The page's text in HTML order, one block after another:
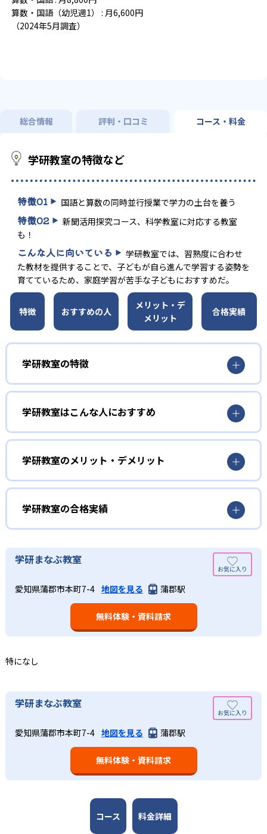
算数・国語（幼児週1） : 月6,600円
（2024年5月調査）
総合情報 評判・口コミ コース・料金
学研教室の特徴など
特徴01 国語と算数の同時並行授業で学力の土台を養う
特徴02
新聞活用探究コース、科学教室に対応する教室
も！
こんな人に向いている
学研教室では、習熟度に合わせ
た教材を提供することで、子どもが自ら進んで学習する姿勢を
育てているため、家庭学習が苦手な子どもにおすすめだ。
特徴 おすすめの人
メリット・デ
メリット
合格実績
学研教室の特徴
01
3歳から高校生まで「無学年方式」で個別指導
学研教室は、0･1･2歳から高校生までを対象として個別指導
解度を最優先して学習を進める「無学年方式」を採用して
いることが特徴だ。この「無学年方式」では、生徒が個々
のペースで学習することができるため、一度立ち止まって
わからないところをしっかり学習したり、余裕がある場合
はどんどん先取り学習を進めたりすることも可能である。
02
生徒それぞれに最適化された学習計画を設計
学研教室の個別指導では、生徒一人ひとりの学力／適性を
しっかり把握した上で学習の出発点を定め、生徒に最適化
された学習計画を設計する。また、生徒それぞれに最適な
教材を提供すると共に、適切なアドバイスも実施。少しず
つレベルアップするスモールステップの教材となっている
る。「自分から進んで学習する」姿勢や態度の育成も重視
している。
03
週2回の教室学習と毎日の家庭学習
学研教室では、週2回の教室学習と毎日の家庭学習（宿題学
習）の相乗効果を活かす形で生徒の学力向上を進める。週2
回の教室学習において指導者は、生徒の様子を観察しなが
ら学習指導と学習管理を実施。教室学習日以外の日のため
に自宅学習用の教材も提供し、学習の習慣化と学力の定着
を図っている。進度が早い子供は先取り学習も可能だ。
学研教室はこんな人におすすめ
勉強全体の底力を上げたい人向け
学研教室は、生徒の「わかった！」を重視する形で個別指
導を行っている。無理なく学習を進められるよう「無学年
方式」を採用しており、わからない問題がある場合は立ち
止まってじっくりと学習することができる。また、覚えた
知識の量などで測りやすい「見える力」だけでなく、学習
に向いている。
算数（数学）と国語の基礎力を上げたい人向け
学研教室では、算数（数学）と国語を全ての教科の基礎に
なるものと考え、その指導を重視している。算数（数学）
では筋道を立てて考える力の育成を、国語では全ての学力
の土台となる「読む力」「書く力」の育成に力を入れてい
家庭学習で学習させている。そのため、算数（数学）と国
長時間の勉強が苦手な人向け
学研教室では、小学生については、1回の学習時間を30～
50分程度と設定している。この時間設定は、子どもが集中
して学習できる時間が通常「学年×10分±10分」と考えら
れていることに由来するものだ。この限界を超えて勉強し
ても学習の効果は上がらないと学研教室は考え、単なる長
時間学習よりくり返し学習の効果を重視している。そのた
学研教室のメリット・デメリット
出典：学研教室 公式サイト
学研教室が持つ最大のメリットは、学研の教材開発ノウハ
ウを結集して制作した学習教材を使用している点だ。この
教材は、学習指導要領の内容を全てカバーしており、学校
の勉強がよくわかるというもの。基礎から応用まで、少し
固めから先取り学習まで対応している。算数と国語を重視
すると共に、幼児・小学校低学年から外国語活動の学習に
も対応。中学校英語の準備や高校入試向けの英語力育成に
学研教室の合格実績
学研教室の合格実績は、公式サイトでは公開されていな
学研まなぶ教室
愛知県蒲郡市本町7-4 地図を見る 蒲郡駅
無料体験・資料請求
特になし
学研まなぶ教室
愛知県蒲郡市本町7-4 地図を見る 蒲郡駅
無料体験・資料請求
コース 料金詳細